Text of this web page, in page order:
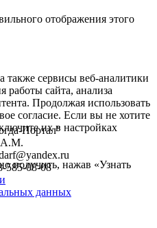
Портал"
А.М.
585-08-08
данных
отображения этого
также сервисы веб-аналитики
работы сайта, анализа
Продолжая использовать
согласие. Если вы не хотите
их в настройках
получить, нажав «Узнать